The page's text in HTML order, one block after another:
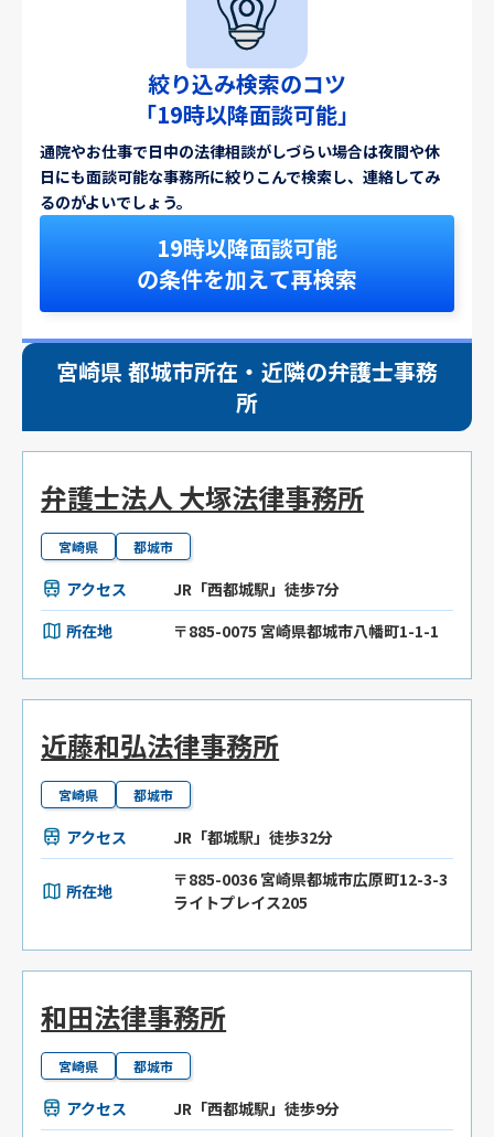
絞り込み検索のコツ
「19時以降面談可能」
通院やお仕事で日中の法律相談がしづらい場合は夜間や休
日にも面談可能な事務所に絞りこんで検索し、連絡してみ
るのがよいでしょう。
19時以降面談可能
の条件を加えて再検索
宮崎県 都城市所在・近隣の弁護士事務
所
弁護士法人 大塚法律事務所
宮崎県 都城市
アクセス
JR「西都城駅」徒歩7分
所在地
〒885-0075 宮崎県都城市八幡町1-1-1
近藤和弘法律事務所
宮崎県 都城市
アクセス JR「都城駅」徒歩32分
所在地
〒885-0036 宮崎県都城市広原町12-3-3
ライトプレイス205
和田法律事務所
宮崎県 都城市
アクセス
JR「西都城駅」徒歩9分